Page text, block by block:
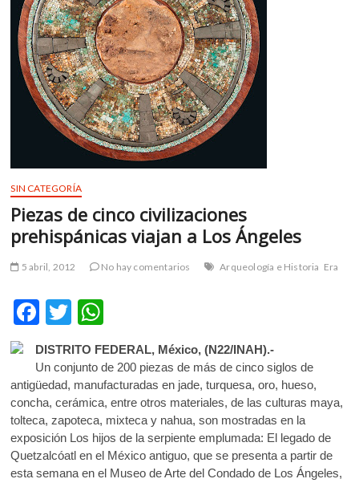
SIN CATEGORÍA
Piezas de cinco civilizaciones
prehispánicas viajan a Los Ángeles
5 abril, 2012 No hay comentarios Arqueología e Historia Era
F
ac
e
b
o
o
k
T
w
itt
er
h
at
s
A
p
p
DISTRITO FEDERAL, México, (N22/INAH).-
Un conjunto de 200 piezas de más de cinco siglos de
antigüedad, manufacturadas en jade, turquesa, oro, hueso,
concha, cerámica, entre otros materiales, de las culturas maya,
tolteca, zapoteca, mixteca y nahua, son mostradas en la
exposición Los hijos de la serpiente emplumada: El legado de
Quetzalcóatl en el México antiguo, que se presenta a partir de
esta semana en el Museo de Arte del Condado de Los Ángeles,